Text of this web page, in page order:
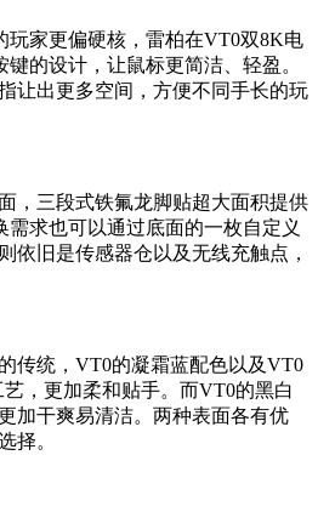
玩家更偏硬核，雷柏在VT0双8K电
的设计，让鼠标更简洁、轻盈。
让出更多空间，方便不同手长的玩
，三段式铁氟龙脚贴超大面积提供
需求也可以通过底面的一枚自定义
依旧是传感器仓以及无线充触点，
传统，VT0的凝霜蓝配色以及VT0
，更加柔和贴手。而VT0的黑白
加干爽易清洁。两种表面各有优
择。